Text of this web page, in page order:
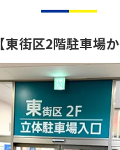
【東街区2階駐車場か